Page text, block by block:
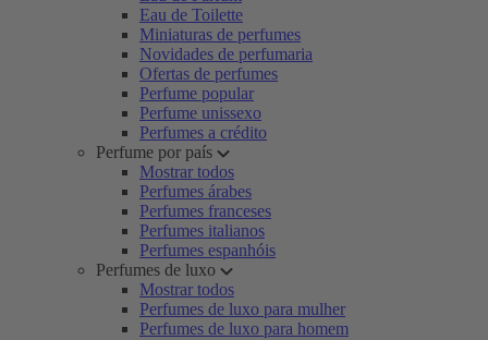
Eau de Toilette
Miniaturas de perfumes
Novidades de perfumaria
Ofertas de perfumes
Perfume popular
Perfume unissexo
Perfumes a crédito
Perfume por país
Mostrar todos
Perfumes árabes
Perfumes franceses
Perfumes italianos
Perfumes espanhóis
Perfumes de luxo
Mostrar todos
Perfumes de luxo para mulher
Perfumes de luxo para homem